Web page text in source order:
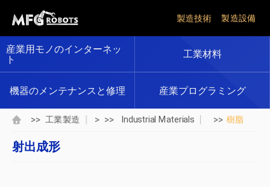
製造技術 製造設備
産業用モノのインターネッ
ト
工業材料
機器のメンテナンスと修理 産業プログラミング
>> 工業製造 > >> Industrial Materials >> 樹脂
射出成形